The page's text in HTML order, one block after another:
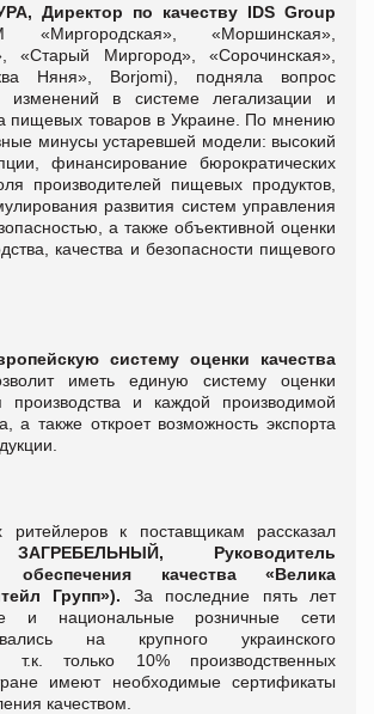
Директор по качеству IDS Group
«Миргородская», «Моршинская»,
«Старый Миргород», «Сорочинская»,
Няня», Borjomi), подняла вопрос
изменений в системе легализации и
пищевых товаров в Украине. По мнению
минусы устаревшей модели: высокий
финансирование бюрократических
производителей пищевых продуктов,
развития систем управления
а также объективной оценки
качества и безопасности пищевого
систему оценки качества
иметь единую систему оценки
производства и каждой производимой
а также откроет возможность экспорта
ритейлеров к поставщикам рассказал
Руководитель
обеспечения качества «Велика
Групп»). За последние пять лет
и национальные розничные сети
на крупного украинского
т.к. только 10% производственных
имеют необходимые сертификаты
качеством.